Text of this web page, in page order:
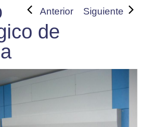
Anterior Siguiente
de